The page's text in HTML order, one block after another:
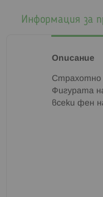
Информация за
Описание
Страхотно
Фигурата
всеки фен